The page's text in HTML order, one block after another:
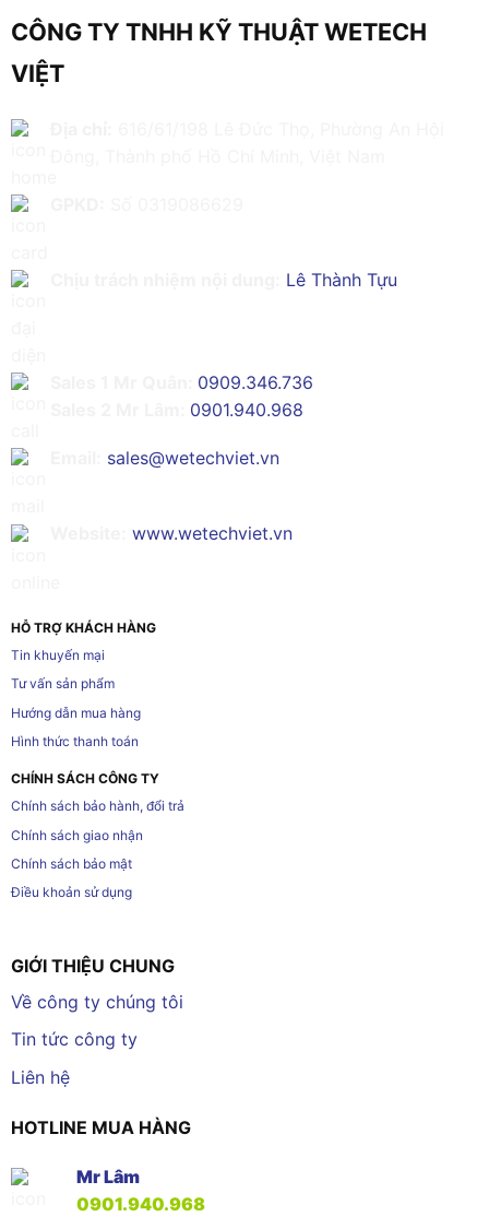
CÔNG TY TNHH KỸ THUẬT WETECH
VIỆT
Lê Thành Tựu
0909.346.736
0901.940.968
sales@wetechviet.vn
www.wetechviet.vn
HỖ TRỢ KHÁCH HÀNG
Tin khuyến mại
Tư vấn sản phẩm
Hướng dẫn mua hàng
Hình thức thanh toán
CHÍNH SÁCH CÔNG TY
Chính sách bảo hành, đổi trả
Chính sách giao nhận
Chính sách bảo mật
Điều khoản sử dụng
GIỚI THIỆU CHUNG
Về công ty chúng tôi
Tin tức công ty
Liên hệ
HOTLINE MUA HÀNG
Mr Lâm
0901.940.968